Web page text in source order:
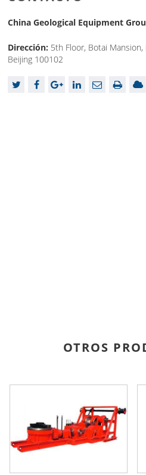
China Geological Equipment
Dirección: 5th Floor, Botai Mansion,
Beijing 100102
OTROS